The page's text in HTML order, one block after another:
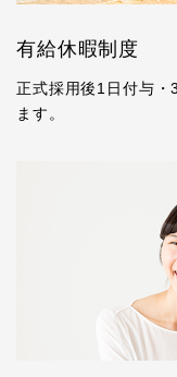
有給休暇制度
正式採用後1日付与・
ます。